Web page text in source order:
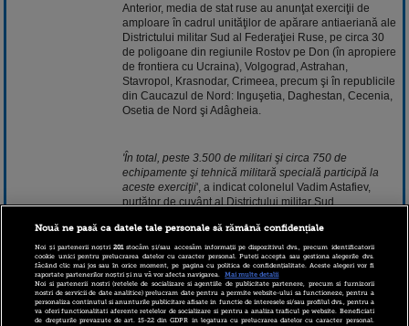
Anterior, media de stat ruse au anunţat exerciţii de
amploare în cadrul unităţilor de apărare antiaeriană ale
Districtului militar Sud al Federaţiei Ruse, pe circa 30
de poligoane din regiunile Rostov pe Don (în apropiere
de frontiera cu Ucraina), Volgograd, Astrahan,
Stavropol, Krasnodar, Crimeea, precum şi în republicile
din Caucazul de Nord: Inguşetia, Daghestan, Cecenia,
Osetia de Nord şi Adâgheia.
'În total, peste 3.500 de militari şi circa 750 de
echipamente şi tehnică militară specială participă la
aceste exerciţii', a indicat colonelul Vadim Astafiev,
purtător de cuvânt al Districtului militar Sud.
La începutul lunii februarie, sisteme S-400 Triumf au
fost implicate într-un exerciţiu în peninsula Crimeea
(anexată de Rusia în martie 2014). Cu o lună înainte,
acelaşi sistem antirachetă a simulat respingerea unui
atac masiv cu rachete din partea unui inamic
convenţional asupra coastei ruse a Mării Negre, potrivit
Nouă ne pasă ca datele tale personale să rămână confidențiale
Noi și partenerii noștri201stocăm și/sau accesăm informații pe dispozitivul dvs., precum identificatorii
cookie unici pentru prelucrarea datelor cu caracter personal. Puteți accepta sau gestiona alegerile dvs.
făcând clic mai jos sau în orice moment, pe pagina cu politica de confidențialitate. Aceste alegeri vor fi
raportate partenerilor noștri și nu vă vor afecta navigarea.
Mai multe detalii
Noi si partenerii nostri (retelele de socializare si agentiile de publicitate partenere, precum si furnizorii
nostri de servicii de date analitice) prelucram date pentru a permite website-ului sa functioneze, pentru a
personaliza continutul si anunturile publicitare afisate in functie de interesele si/sau profilul dvs., pentru a
va oferi functionalitati aferente retelelor de socializare si pentru a analiza traficul pe website. Beneficiati
de drepturile prevazute de art. 15-22 din GDPR in legatura cu prelucrarea datelor cu caracter personal.